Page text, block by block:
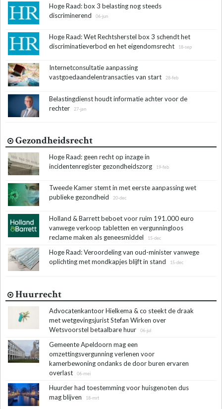
Hoge Raad: box 3 belasting nog steeds
discriminerend
06-jun
Hoge Raad: Wet Rechtsherstel box 3 schendt het
discriminatieverbod en het eigendomsrecht
18-sep
Internetconsultatie aanpassing
vastgoedaandelentransacties van start
28-feb
Belastingdienst houdt informatie achter voor de
rechter
27-jan
Gezondheidsrecht
Hoge Raad: geen recht op inzage in
incidentenregister gezondheidszorg
19-feb
Tweede Kamer stemt in met eerste aanpassing wet
publieke gezondheid
20-dec
Holland & Barrett beboet voor ruim 191.000 euro
vanwege verkoop tabletten en vergunningloos
reclame maken als geneesmiddel
15-dec
Hoge Raad: Veroordeling van oud-minister vanwege
oplichting met mondkapjes blijft in stand
15-dec
Huurrecht
Advocatenkantoor Hielkema & co steekt de draak
met wetgevingsjurist Stefan Wirken over
Wetsvoorstel betaalbare huur
06-jul
Gemeente Apeldoorn mag een
omzettingsvergunning verlenen voor
kamerbewoning ondanks de door buren ervaren
overlast
06-mei
Huurder had toestemming voor huisgenoten dus
mag blijven
18-mrt